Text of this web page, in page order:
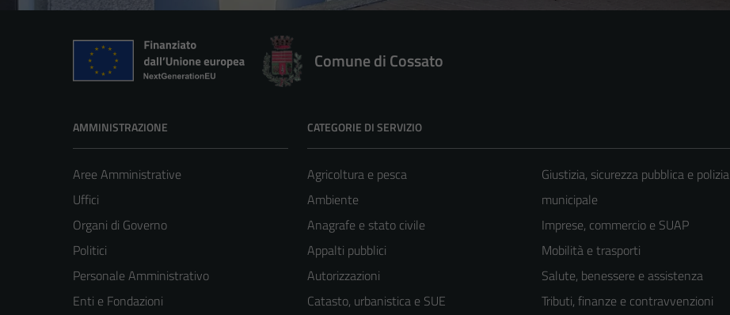
Comune di Cossato
AMMINISTRAZIONE
Aree Amministrative
Uffici
Organi di Governo
Politici
Personale Amministrativo
Enti e Fondazioni
CATEGORIE DI SERVIZIO
Agricoltura e pesca
Ambiente
Anagrafe e stato civile
Appalti pubblici
Autorizzazioni
Catasto, urbanistica e SUE
Giustizia, sicurezza pubblica e polizia
municipale
Imprese, commercio e SUAP
Mobilità e trasporti
Salute, benessere e assistenza
Tributi, finanze e contravvenzioni